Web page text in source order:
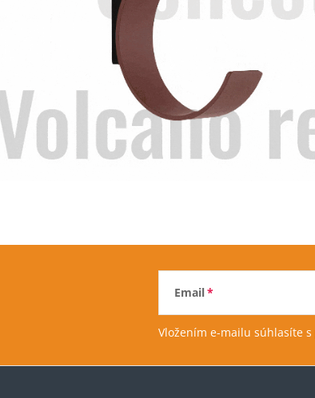
Email
Vložením e-mailu súhlasíte s